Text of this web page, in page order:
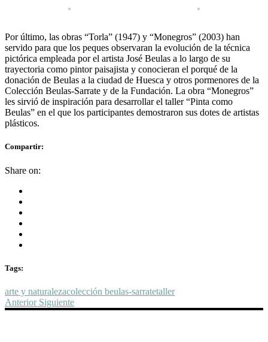
Por último, las obras “Torla” (1947) y “Monegros” (2003) han
servido para que los peques observaran la evolución de la técnica
pictórica empleada por el artista José Beulas a lo largo de su
trayectoria como pintor paisajista y conocieran el porqué de la
donación de Beulas a la ciudad de Huesca y otros pormenores de la
Colección Beulas-Sarrate y de la Fundación. La obra “Monegros”
les sirvió de inspiración para desarrollar el taller “Pinta como
Beulas” en el que los participantes demostraron sus dotes de artistas
plásticos.
Compartir:
Share on:
Tags:
arte y naturalezacolección beulas-sarratetaller
Anterior Siguiente